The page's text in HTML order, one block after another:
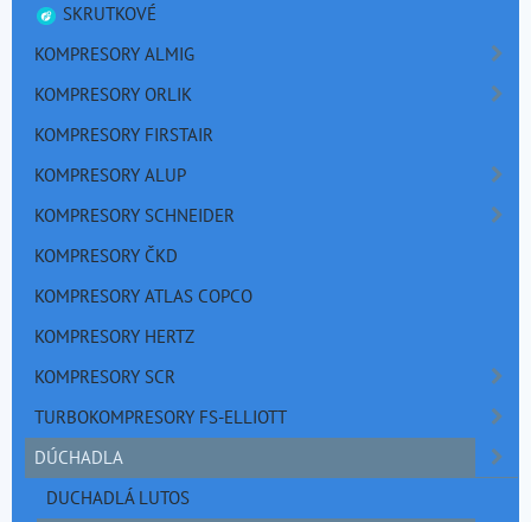
SKRUTKOVÉ
KOMPRESORY ALMIG
KOMPRESORY ORLIK
KOMPRESORY FIRSTAIR
KOMPRESORY ALUP
KOMPRESORY SCHNEIDER
KOMPRESORY ČKD
KOMPRESORY ATLAS COPCO
KOMPRESORY HERTZ
KOMPRESORY SCR
TURBOKOMPRESORY FS-ELLIOTT
DÚCHADLA
DUCHADLÁ LUTOS